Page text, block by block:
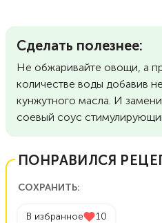
Сделать полезнее:
Не обжаривайте овощи, а
количестве воды добавив
кунжутного масла. И
соевый соус
ПОНРАВИЛСЯ
СОХРАНИТЬ:
В избранное 10